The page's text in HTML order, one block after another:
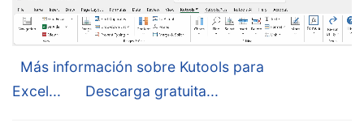
Más información sobre Kutools para
Excel...
Descarga gratuita...